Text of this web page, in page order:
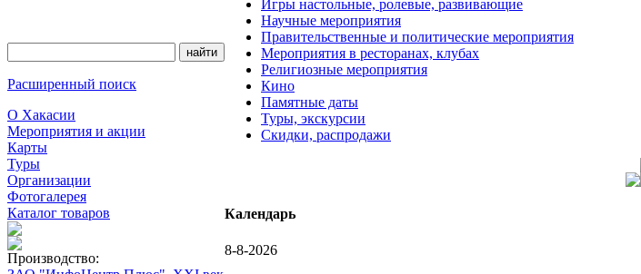
Расширенный поиск
О Хакасии
Мероприятия и акции
Карты
Туры
Организации
Фотогалерея
Каталог товаров
Производство:
Игры настольные, ролевые, развивающие
Научные мероприятия
Правительственные и политические мероприятия
Мероприятия в ресторанах, клубах
Религиозные мероприятия
Кино
Памятные даты
Туры, экскурсии
Скидки, распродажи
Календарь
8-8-2026